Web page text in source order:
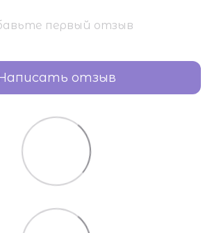
первый отзыв
отзыв